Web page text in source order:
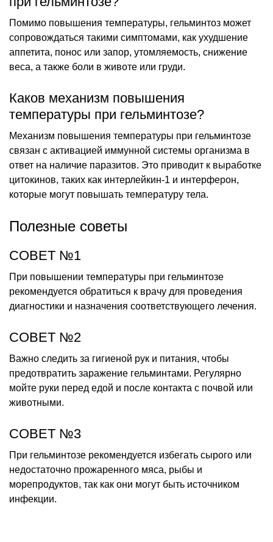
Помимо повышения температуры, гельминтоз может
сопровождаться такими симптомами, как ухудшение
аппетита, понос или запор, утомляемость, снижение
веса, а также боли в животе или груди.
Каков механизм повышения
температуры при гельминтозе?
Механизм повышения температуры при гельминтозе
связан с активацией иммунной системы организма в
ответ на наличие паразитов. Это приводит к выработке
цитокинов, таких как интерлейкин-1 и интерферон,
которые могут повышать температуру тела.
Полезные советы
СОВЕТ №1
При повышении температуры при гельминтозе
рекомендуется обратиться к врачу для проведения
диагностики и назначения соответствующего лечения.
СОВЕТ №2
Важно следить за гигиеной рук и питания, чтобы
предотвратить заражение гельминтами. Регулярно
мойте руки перед едой и после контакта с почвой или
животными.
СОВЕТ №3
При гельминтозе рекомендуется избегать сырого или
недостаточно прожаренного мяса, рыбы и
морепродуктов, так как они могут быть источником
инфекции.